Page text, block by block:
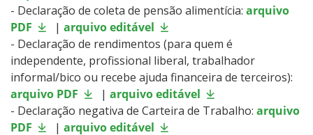
- Declaração de coleta de pensão alimentícia: arquivo
PDF
| arquivo editável
- Declaração de rendimentos (para quem é
independente, profissional liberal, trabalhador
informal/bico ou recebe ajuda financeira de terceiros):
arquivo PDF
| arquivo editável
- Declaração negativa de Carteira de Trabalho: arquivo
PDF
| arquivo editável